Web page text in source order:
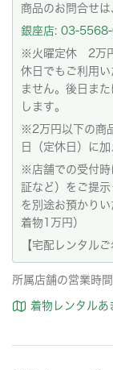
商品のお問合せは
銀座店: 03-
※火曜定休 2万
休日でもご利用
ません。後日ま
します。
※2万円以下の商
日（定休日）に
※店舗での受付時
証など）をご提
を別途お預かり
着物1万円）
【宅配レンタルご
所属店舗の営業時
着物レンタル